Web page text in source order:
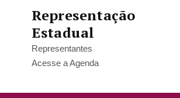
Representação
Estadual
Representantes
Acesse a Agenda